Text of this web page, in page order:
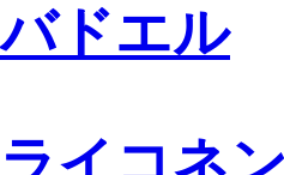
ドエル